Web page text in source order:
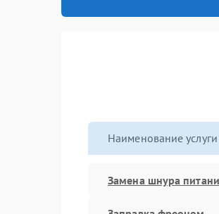
Наименование услуги
Замена шнура